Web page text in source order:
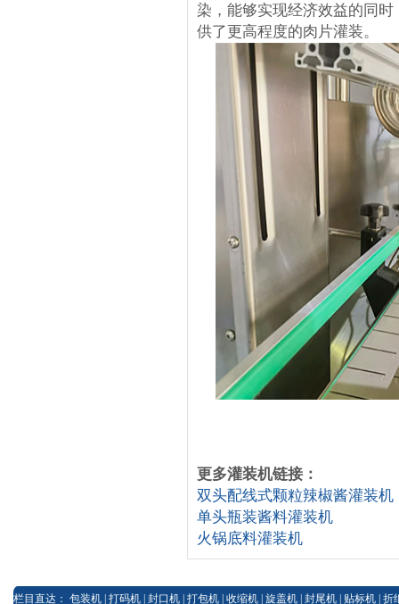
染，能够实现经济效益的同
供了更高程度的肉片灌装。
更多灌装机链接：
双头配线式颗粒辣椒酱灌装机
单头瓶装酱料灌装机
火锅底料灌装机
栏目直达： 包装机 打码机 封口机 打包机 收缩机 旋盖机 封尾机 贴标机 折